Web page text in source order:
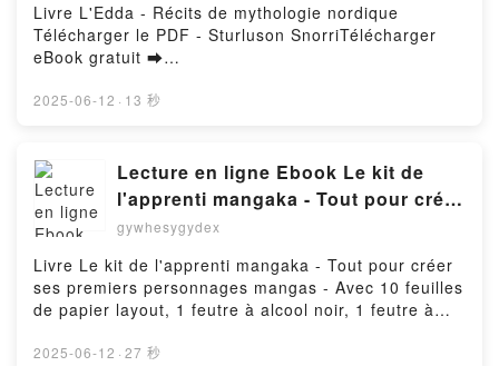
Livre L'Edda - Récits de mythologie nordique
Télécharger le PDF - Sturluson SnorriTélécharger
eBook gratuit ➡
ou lire en ligne L'Edda - Récits de mythologie
nordique Sturluson Snorri PDF, L'Edda - Récits de
mythologie nordique Sturluson Snorri Epub, L'Edda -
Récits de mythologie nordique Sturluson Snorri Lire
en ligne , L'Edda - Récits de mythologie nordique
Sturluson Snorri Audiobook, L'Edda - Récits de
mythologie nordique Sturluson Snorri VK, L'Edda -
Récits de mythologie nordique Sturluson Snorri
Kindle, L'Edda - Récits de mythologie nordique
Sturluson Snorri Epub VK, L'Edda - Récits de
2025-06-12 · 13 秒
Lecture en ligne Ebook Le kit de
l'apprenti mangaka - Tout pour créer
ses premiers personnages mangas -
feutre à alcool noir, 1 feutre à alcool
blender, 1 feutre à alcool gris, 1
gywhesygydex
Livre Le kit de l'apprenti mangaka - Tout pour créer
ses premiers personnages mangas - Avec 10 feuilles
de papier layout, 1 feutre à alcool noir, 1 feutre à
crayon graphite et 1 gomme Télécharger le PDF -
2025-06-12 · 27 秒